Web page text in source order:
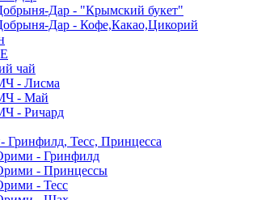
Дар - "Крымский букет"
Дар - Кофе,Какао,Цикорий
чай
- Лисма
- Май
- Ричард
Гринфилд, Тесс, Принцесса
- Гринфилд
- Принцессы
- Тесс